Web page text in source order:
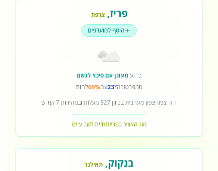
פריז,צרפת
הוסף למועדפים
כרגעמעונן עם סיכוי לגשם
טמפרטורה23°עם69%לחות
רוח צפון-צפון מערביתבכיוון327מעלות ובמהירות7קמ"ש
מזג האוויר בפריזתחזית לשבועיים
בנקוק, תאילנד